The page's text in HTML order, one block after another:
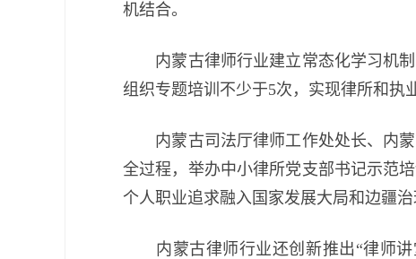
机结合。
内蒙古律师行业建立常态化学习机制
组织专题培训不少于5次，实现律所和执
内蒙古司法厅律师工作处处长、内蒙
全过程，举办中小律所党支部书记示范
个人职业追求融入国家发展大局和边疆
内蒙古律师行业还创新推出“律师讲